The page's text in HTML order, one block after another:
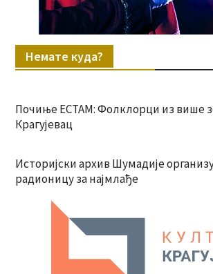
Немате куда?
Почиње ЕСТАМ: Фолклорци из више
Крагујевац
Историјски архив Шумадије
радионицу за најмлађе